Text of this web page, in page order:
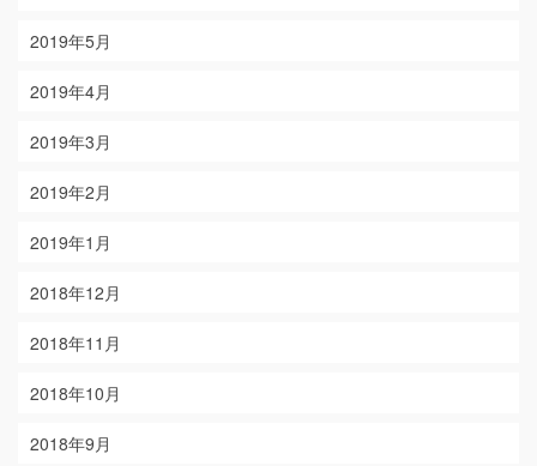
2019年5月
2019年4月
2019年3月
2019年2月
2019年1月
2018年12月
2018年11月
2018年10月
2018年9月